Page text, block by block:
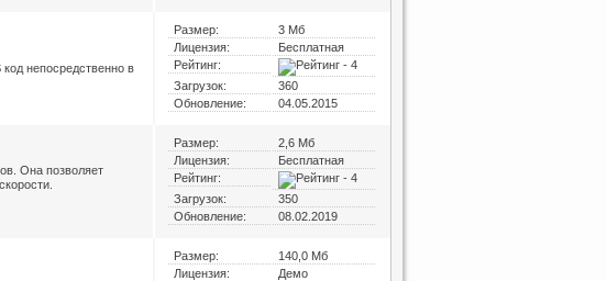
непосредственно в
Размер:
3 Мб
Лицензия:
Бесплатная
Рейтинг:
Загрузок:
360
Обновление:
04.05.2015
Она позволяет
Размер:
2,6 Мб
Лицензия:
Бесплатная
Рейтинг:
Загрузок:
350
Обновление:
08.02.2019
Размер:
140,0 Мб
Лицензия:
Демо